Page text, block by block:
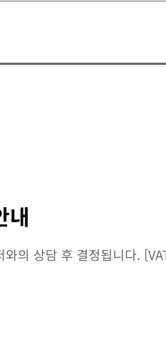
내
의 상담 후 결정됩니다.